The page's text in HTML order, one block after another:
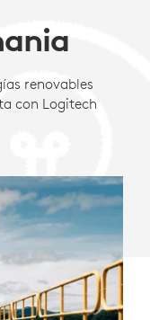
renovables
con Logitech